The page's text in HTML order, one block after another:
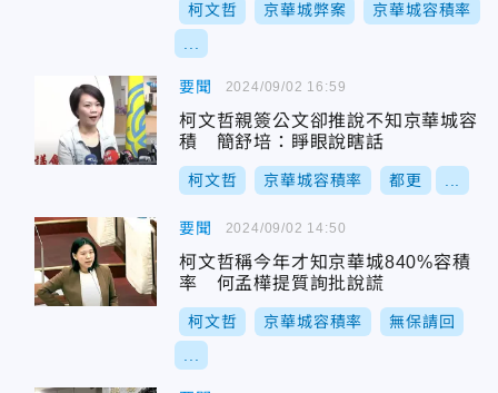
柯文哲 京華城弊案 京華城容積率
要聞
柯文哲親簽公文卻推說不知京華城容
積 簡舒培：睜眼說瞎話
柯文哲 京華城容積率 都更
2024/09/02 16:59
要聞
柯文哲稱今年才知京華城840%容積
率 何孟樺提質詢批說謊
柯文哲 京華城容積率 無保請回
2024/09/02 14:50